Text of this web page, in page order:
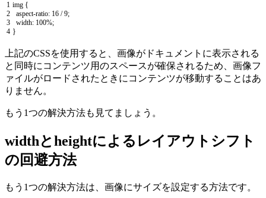
1
2
3
4
img {
aspect-ratio: 16 / 9;
width: 100%;
}
上記のCSSを使用すると、画像がドキュメントに表示される
と同時にコンテンツ用のスペースが確保されるため、画像フ
ァイルがロードされたときにコンテンツが移動することはあ
りません。
もう1つの解決方法も見てましょう。
widthとheightによるレイアウトシフト
の回避方法
もう1つの解決方法は、画像にサイズを設定する方法です。